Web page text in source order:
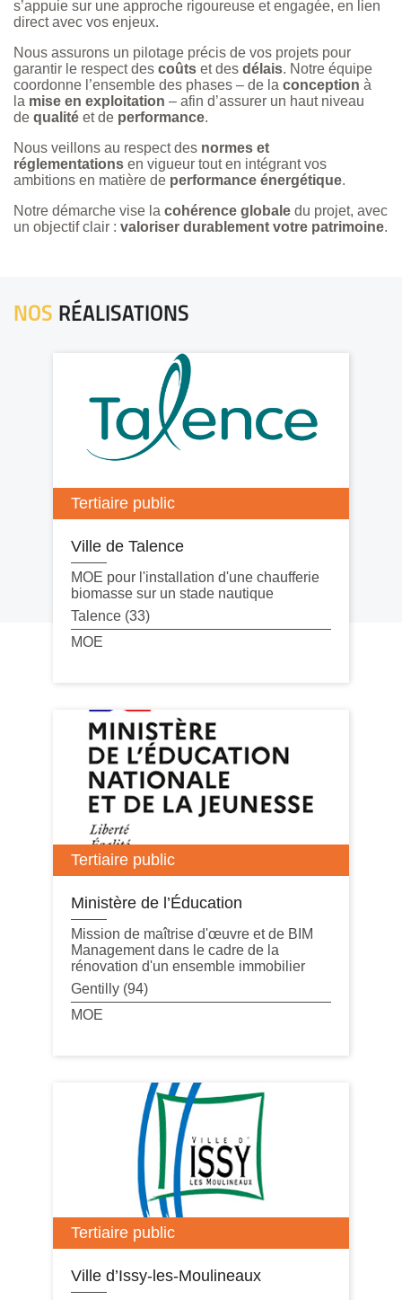
s’appuie sur une approche rigoureuse et engagée, en lien
direct avec vos enjeux.
Nous assurons un pilotage précis de vos projets pour
garantir le respect des coûts et des délais. Notre équipe
coordonne l’ensemble des phases – de la conception à
la mise en exploitation – afin d’assurer un haut niveau
de qualité et de performance.
Nous veillons au respect des normes et
réglementations en vigueur tout en intégrant vos
ambitions en matière de performance énergétique.
Notre démarche vise la cohérence globale du projet, avec
un objectif clair : valoriser durablement votre patrimoine.
NOS RÉALISATIONS
Tertiaire public
Ville de Talence
MOE pour l'installation d'une chaufferie
biomasse sur un stade nautique
Talence (33)
MOE
Tertiaire public
Ministère de l’Éducation
Mission de maîtrise d'œuvre et de BIM
Management dans le cadre de la
rénovation d'un ensemble immobilier
Gentilly (94)
MOE
Tertiaire public
Ville d’Issy-les-Moulineaux